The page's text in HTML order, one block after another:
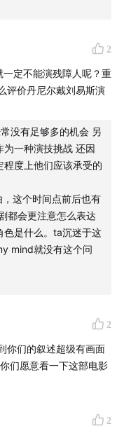
拍残障题材
无语
呼用不对，尊重在
还是尴尬？
全来了，创作者你
力量的残障叙事
2
定不能演残障人呢？重
评价丹尼尔戴刘易斯演
没有足够多的机会 另
一种演技挑战 还因
度上他们应该承受的
这个时间点前后也有
都会更注意怎么表达
色是什么。ta沉迷于这
mind就没有这个问
2
你们的叙述超级有画面
们愿意看一下这部电影
2